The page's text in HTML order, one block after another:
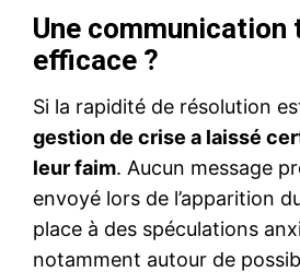
Une communication
efficace ?
Si la rapidité de résolution
gestion de crise a laissé
leur faim. Aucun message
envoyé lors de l’apparition
place à des spéculations
notamment autour de